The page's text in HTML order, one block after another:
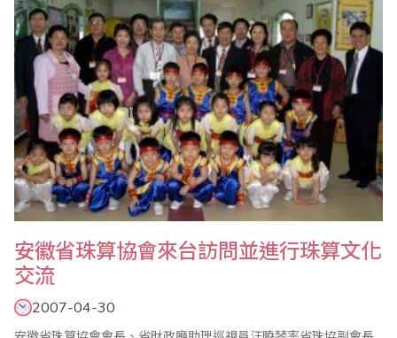
安徽省珠算協會來台訪問並進行珠算文化
交流
2007-04-30